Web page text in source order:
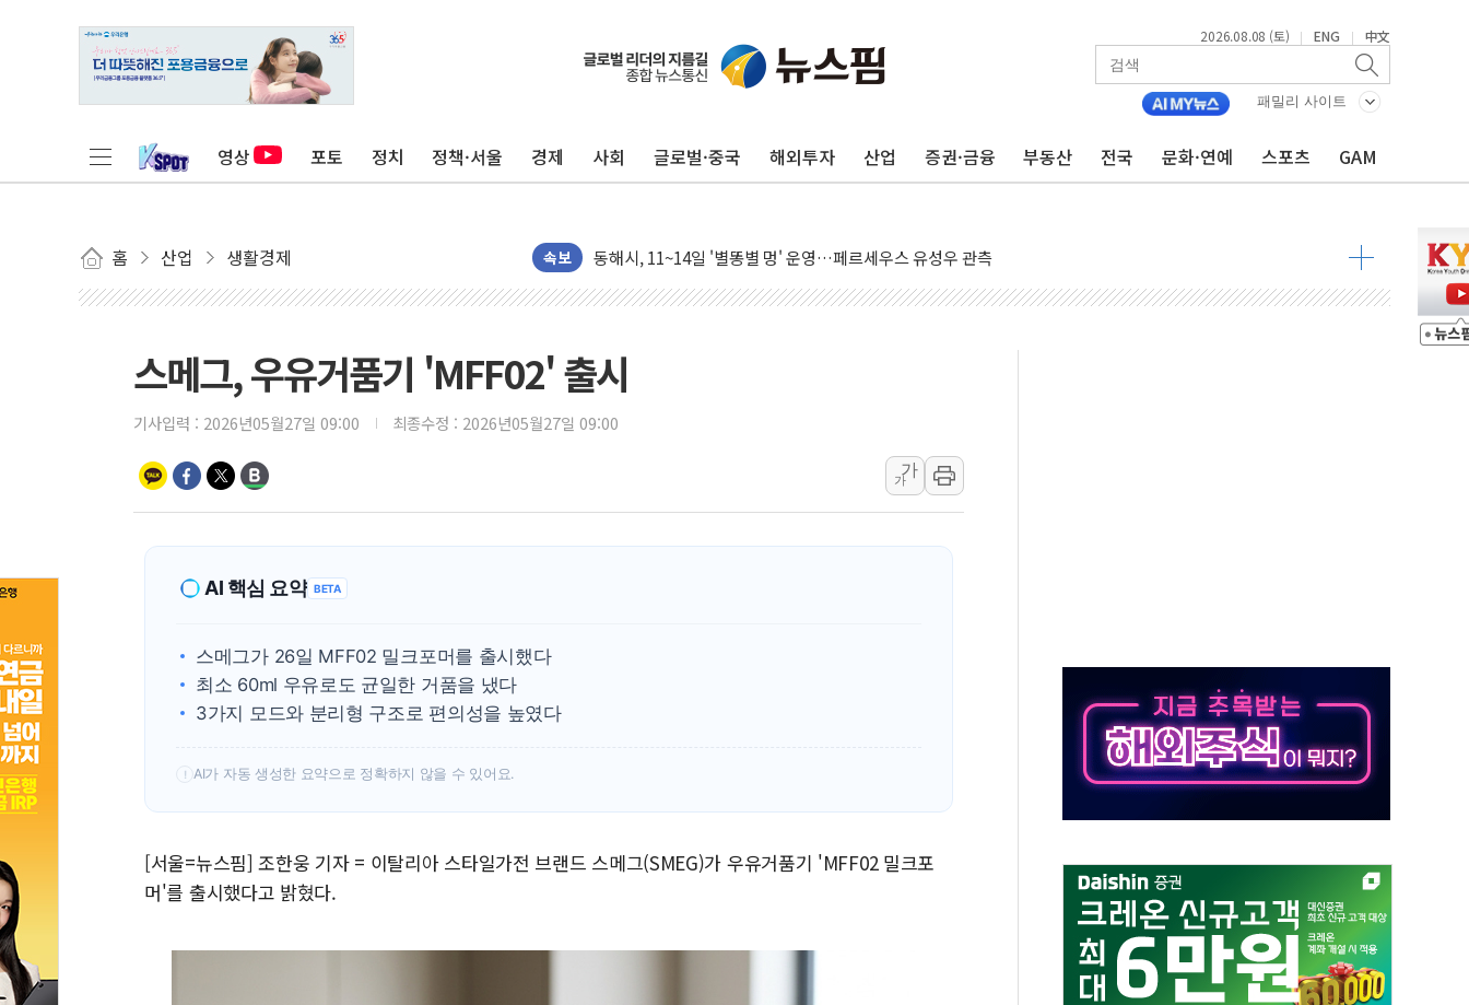
2026.08.08 (토) | ENG | 中文
패밀리 사이트
영상 포토 정치 정책·서울 경제 사회 글로벌·중국 해외투자 산업 증권·금융 부동산 전국 문화·연예 스포츠 GAM
홈 산업 생활경제 속보
中 전방위 아파트 부양, 수도 베이징도 부동산 규제 철폐
인제 용대리 계곡서 수위 상승으로 피서객 7명 고립…전원 구조
강원 중·남부 동해안 시간당 50mm 이상 폭우…호우경보 발효
청양 밭에서 일하던 90대 숨져…온열질환 여부 조사
李대통령, 'ISA·주가누르기 방지법' 전면 재검토 지시
'호우 특보' 경북 울진 시간당 20~30mm 강한 비...가뭄 해소될 듯
주말 무더위·열대야 지속…내륙 곳곳 소나기
오세훈 "용산공원 주택 검토, 민주당 스스로 원칙 뒤집는 것"
충북 주말 무더위 지속…청주·진천 35도, 곳곳 소나기
10월 보완수사권 폐지·공소청 출범…피해자들 '범죄 사각지대' 우려
한상협, 업계 개인정보 보안 새판 짠다…'자율규제단체' 타진
유럽증시, 美 고용 예상 밖 부진에 연준 금리 인상 가능성 낮아지며 상승… STOXX 600 지수는 나흘 연속 최고치
[종합] 이슬람 수니파 3국, '공동방위협정' 체결… 이스라엘·이란 위협에 맞설 자체 억지력 강화
스메그, 우유거품기 'MFF02' 출시
기사입력 : 2026년05월27일 09:00 최종수정 : 2026년05월27일 09:00
가
가
AI 핵심 요약 BETA
스메그가 26일 MFF02 밀크포머를 출시했다
최소 60ml 우유로도 균일한 거품을 냈다
3가지 모드와 분리형 구조로 편의성을 높였다
! AI가 자동 생성한 요약으로 정확하지 않을 수 있어요.
[서울=뉴스핌] 조한웅 기자 = 이탈리아 스타일가전 브랜드 스메그(SMEG)가 우유거품기 'MFF02 밀크포
머'를 출시했다고 밝혔다.